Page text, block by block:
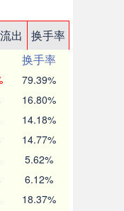
出
换手率
换手率
79.39%
16.80%
14.18%
14.77%
5.62%
6.12%
18.37%